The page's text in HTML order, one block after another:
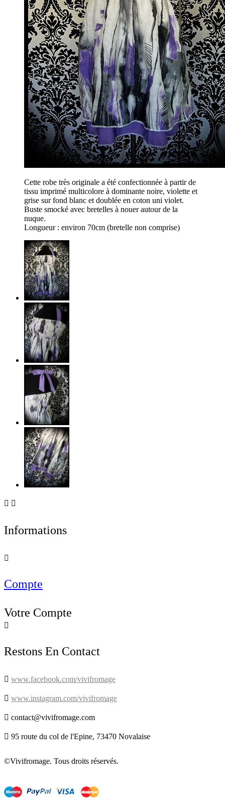
Cette robe très originale a été confectionnée à partir de
tissu imprimé multicolore à dominante noire, violette et
grise sur fond blanc et doublée en coton uni violet.
Buste smocké avec bretelles à nouer autour de la
nuque.
Longueur : environ 70cm (bretelle non comprise)
 
Informations

Compte
Votre Compte

Restons En Contact
 www.facebook.com/vivifromage
 www.instagram.com/vivifromage
 contact@vivifromage.com
 95 route du col de l'Epine, 73470 Novalaise
©Vivifromage. Tous droits réservés.